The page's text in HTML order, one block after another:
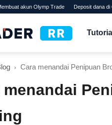
akun Olymp Trade Deposit dana
TraderRR
Tutorial
Cara menandai Penipuan
menandai